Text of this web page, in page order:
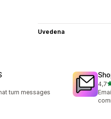
Uvedena
turn messages
4,7